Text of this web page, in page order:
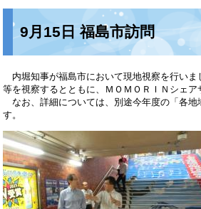
9月15日 福島市訪問
内堀知事が福島市において現地視察を行いま
等を視察するとともに、ＭＯＭＯＲＩＮシェア
なお、詳細については、別途今年度の「各地
す。